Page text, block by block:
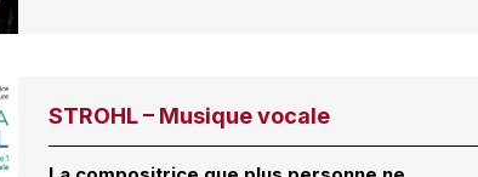
STROHL – Musique vocale